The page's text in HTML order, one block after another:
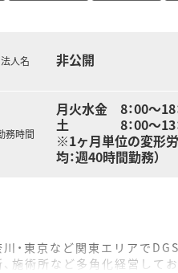
法人名 非公開
務時間
月火水金 8：00～18
土 8：00～13
※1ヶ月単位の変形
均：週40時間勤務）
・東京など関東エリアで
施術所など多角化経営してお